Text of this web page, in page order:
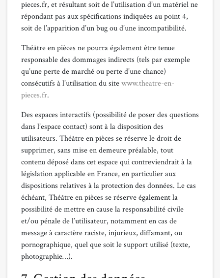
pieces.fr, et résultant soit de l’utilisation d’un matériel ne
répondant pas aux spécifications indiquées au point 4,
soit de l’apparition d’un bug ou d’une incompatibilité.
Théâtre en pièces ne pourra également être tenue
responsable des dommages indirects (tels par exemple
qu’une perte de marché ou perte d’une chance)
consécutifs à l’utilisation du sitewww.theatre-en-
pieces.fr.
Des espaces interactifs (possibilité de poser des questions
dans l’espace contact) sont à la disposition des
utilisateurs. Théâtre en pièces se réserve le droit de
supprimer, sans mise en demeure préalable, tout
contenu déposé dans cet espace qui contreviendrait à la
législation applicable en France, en particulier aux
dispositions relatives à la protection des données. Le cas
échéant, Théâtre en pièces se réserve également la
possibilité de mettre en cause la responsabilité civile
et/ou pénale de l’utilisateur, notamment en cas de
message à caractère raciste, injurieux, diffamant, ou
pornographique, quel que soit le support utilisé (texte,
photographie…).